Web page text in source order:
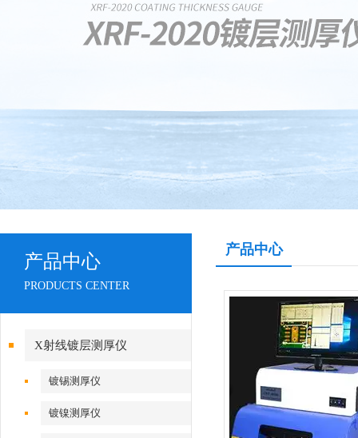
产品中心
PRODUCTS CENTER
X射线镀层测厚仪
镀锡测厚仪
镀镍测厚仪
产品中心